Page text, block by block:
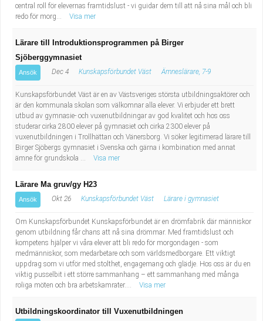
central roll för elevernas framtidslust - vi guidar dem till att nå sina mål och bli
redo för morg...
Visa mer
Lärare till Introduktionsprogrammen på Birger
Sjöberggymnasiet
Ansök Dec 4 Kunskapsförbundet Väst Ämneslärare, 7-9
Kunskapsförbundet Väst är en av Västsveriges största utbildningsaktörer och
är den kommunala skolan som välkomnar alla elever. Vi erbjuder ett brett
utbud av gymnasie- och vuxenutbildningar av god kvalitet och hos oss
studerar cirka 2800 elever på gymnasiet och cirka 2300 elever på
vuxenutbildningen i Trollhättan och Vänersborg. Vi söker legitimerad lärare till
Birger Sjöbergs gymnasiet i Svenska och gärna i kombination med annat
ämne för grundskola ...
Visa mer
Lärare Ma gruv/gy H23
Ansök Okt 26 Kunskapsförbundet Väst Lärare i gymnasiet
Om Kunskapsförbundet Kunskapsförbundet är en drömfabrik där människor
genom utbildning får chans att nå sina drömmar. Med framtidslust och
kompetens hjälper vi våra elever att bli redo för morgondagen - som
medmänniskor, som medarbetare och som världsmedborgare. Ett viktigt
uppdrag som vi utför med stolthet, engagemang och glädje. Hos oss är du en
viktig pusselbit i ett större sammanhang – ett sammanhang med många
roliga möten och bra arbetskamrater....
Visa mer
Utbildningskoordinator till Vuxenutbildningen